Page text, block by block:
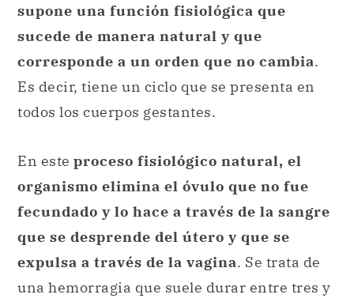
supone una función fisiológica que
sucede de manera natural y que
corresponde a un orden que no cambia.
Es decir, tiene un ciclo que se presenta en
todos los cuerpos gestantes.
En este proceso fisiológico natural, el
organismo elimina el óvulo que no fue
fecundado y lo hace a través de la sangre
que se desprende del útero y que se
expulsa a través de la vagina. Se trata de
una hemorragia que suele durar entre tres y